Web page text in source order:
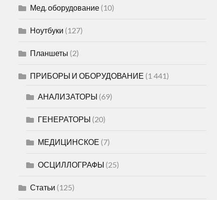
Мед. оборудование (10)
Ноутбуки (127)
Планшеты (2)
ПРИБОРЫ И ОБОРУДОВАНИЕ (1 441)
АНАЛИЗАТОРЫ (69)
ГЕНЕРАТОРЫ (20)
МЕДИЦИНСКОЕ (7)
ОСЦИЛЛОГРАФЫ (25)
Статьи (125)